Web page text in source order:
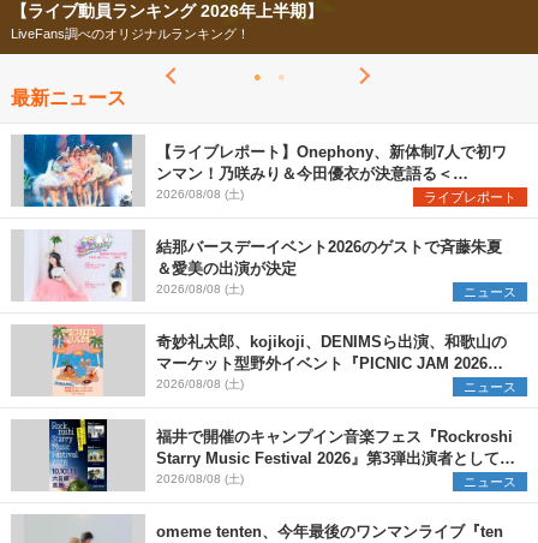
【ライブ動員ランキング 2026年上半期】
LiveFans調べのオリジナルランキング！
最新ニュース
【ライブレポート】Onephony、新体制7人で初ワ
ンマン！乃咲みり＆今田優衣が決意語る＜
Onephony新体制1st Oneman Live はじまりの夏
＞
2026/08/08 (土) ライブレポート
結那バースデーイベント2026のゲストで斉藤朱夏
＆愛美の出演が決定
2026/08/08 (土) ニュース
奇妙礼太郎、kojikoji、DENIMSら出演、和歌山の
マーケット型野外イベント『PICNIC JAM 2026』
早割チケット発売開始
2026/08/08 (土) ニュース
福井で開催のキャンプイン音楽フェス『Rockroshi
Starry Music Festival 2026』第3弾出演者として
SCOOBIE DO、かりゆし58、Reiを発表
2026/08/08 (土) ニュース
omeme tenten、今年最後のワンマンライブ『ten